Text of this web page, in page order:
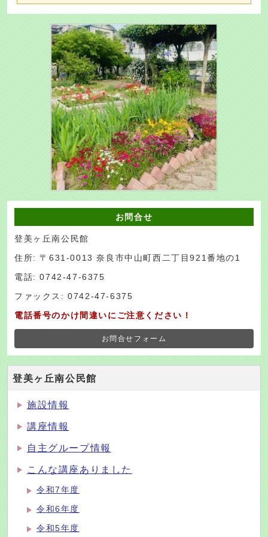
お問合せ
登美ヶ丘南公民館
住所: 〒631-0013 奈良市中山町西二丁目921番地の1
電話: 0742-47-6375
ファックス: 0742-47-6375
電話番号のかけ間違いにご注意ください！
お問合せフォーム
登美ヶ丘南公民館
施設情報
講座情報
自主グループ情報
こんな講座ありました
令和7年度
令和6年度
令和5年度